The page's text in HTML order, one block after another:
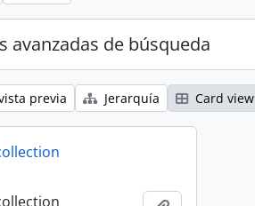
avanzadas de búsqueda
previa Jerarquía Card view